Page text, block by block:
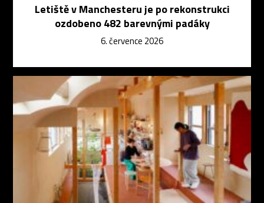
Letiště v Manchesteru je po rekonstrukci
ozdobeno 482 barevnými padáky
6. července 2026